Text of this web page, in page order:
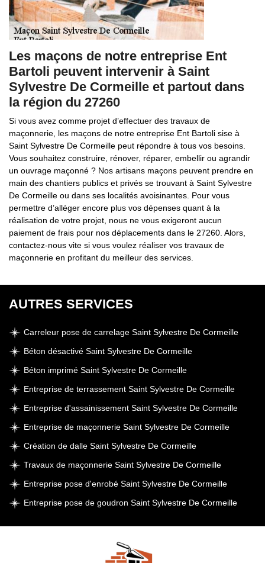
Les maçons de notre entreprise Ent
Bartoli peuvent intervenir à Saint
Sylvestre De Cormeille et partout dans
la région du 27260
Si vous avez comme projet d’effectuer des travaux de
maçonnerie, les maçons de notre entreprise Ent Bartoli sise à
Saint Sylvestre De Cormeille peut répondre à tous vos besoins.
Vous souhaitez construire, rénover, réparer, embellir ou agrandir
un ouvrage maçonné ? Nos artisans maçons peuvent prendre en
main des chantiers publics et privés se trouvant à Saint Sylvestre
De Cormeille ou dans ses localités avoisinantes. Pour vous
permettre d’alléger encore plus vos dépenses quant à la
réalisation de votre projet, nous ne vous exigeront aucun
paiement de frais pour nos déplacements dans le 27260. Alors,
contactez-nous vite si vous voulez réaliser vos travaux de
maçonnerie en profitant du meilleur des services.
AUTRES SERVICES
Carreleur pose de carrelage Saint Sylvestre De Cormeille
Béton désactivé Saint Sylvestre De Cormeille
Béton imprimé Saint Sylvestre De Cormeille
Entreprise de terrassement Saint Sylvestre De Cormeille
Entreprise d'assainissement Saint Sylvestre De Cormeille
Entreprise de maçonnerie Saint Sylvestre De Cormeille
Création de dalle Saint Sylvestre De Cormeille
Travaux de maçonnerie Saint Sylvestre De Cormeille
Entreprise pose d'enrobé Saint Sylvestre De Cormeille
Entreprise pose de goudron Saint Sylvestre De Cormeille